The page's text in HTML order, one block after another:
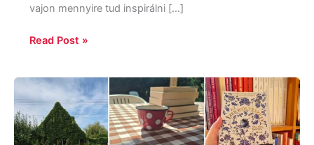
vajon mennyire tud inspirálni […]
Read Post »
Ilyen
volt
a
könyves